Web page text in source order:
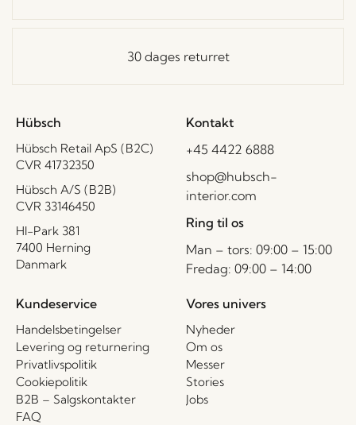
30 dages returret
Hübsch
Hübsch Retail ApS (B2C)
CVR 41732350
Hübsch A/S (B2B)
CVR 33146450
HI-Park 381
7400 Herning
Danmark
Kontakt
+45 4422 6888
shop@hubsch-
interior.com
Ring til os
Man – tors: 09:00 – 15:00
Fredag: 09:00 – 14:00
Kundeservice
Handelsbetingelser
Levering og returnering
Privatlivspolitik
Cookiepolitik
B2B – Salgskontakter
FAQ
Vores univers
Nyheder
Om os
Messer
Stories
Jobs